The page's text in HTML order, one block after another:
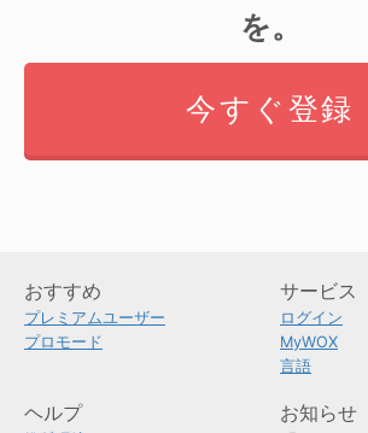
を。
今すぐ登録
おすすめ
プレミアムユーザー
プロモード
サービス
ログイン
MyWOX
言語
ヘルプ お知らせ